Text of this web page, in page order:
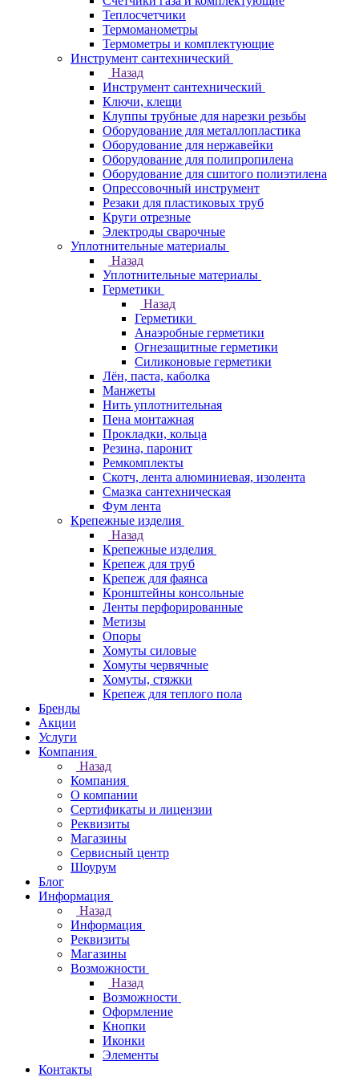
Теплосчетчики
Термоманометры
Термометры и комплектующие
Инструмент сантехнический
Назад
Инструмент сантехнический
Ключи, клещи
Клуппы трубные для нарезки резьбы
Оборудование для металлопластика
Оборудование для нержавейки
Оборудование для полипропилена
Оборудование для сшитого полиэтилена
Опрессовочный инструмент
Резаки для пластиковых труб
Круги отрезные
Электроды сварочные
Уплотнительные материалы
Назад
Уплотнительные материалы
Герметики
Назад
Герметики
Анаэробные герметики
Огнезащитные герметики
Силиконовые герметики
Лён, паста, каболка
Манжеты
Нить уплотнительная
Пена монтажная
Прокладки, кольца
Резина, паронит
Ремкомплекты
Скотч, лента алюминиевая, изолента
Смазка сантехническая
Фум лента
Крепежные изделия
Назад
Крепежные изделия
Крепеж для труб
Крепеж для фаянса
Кронштейны консольные
Ленты перфорированные
Метизы
Опоры
Хомуты силовые
Хомуты червячные
Хомуты, стяжки
Крепеж для теплого пола
Бренды
Акции
Услуги
Компания
Назад
Компания
О компании
Сертификаты и лицензии
Реквизиты
Магазины
Сервисный центр
Шоурум
Блог
Информация
Назад
Информация
Реквизиты
Магазины
Возможности
Назад
Возможности
Оформление
Кнопки
Иконки
Элементы
Контакты